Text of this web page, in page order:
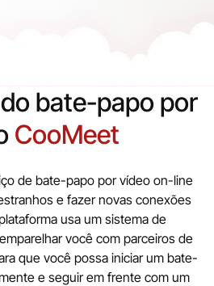
bate-papo por
CooMeet
de bate-papo por vídeo on-line
e fazer novas conexões
usa um sistema de
você com parceiros de
que você possa iniciar um bate-
e seguir em frente com um